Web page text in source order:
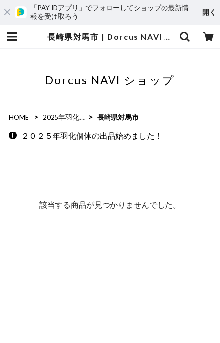
「PAY IDアプリ」でフォローしてショップの最新情
報を受け取ろう
開く
長崎県対馬市 | Dorcus NAVI ショップ
Dorcus NAVI ショップ
HOME 2025年羽化個体 長崎県対馬市
２０２５年羽化個体の出品始めました！
該当する商品が見つかりませんでした。